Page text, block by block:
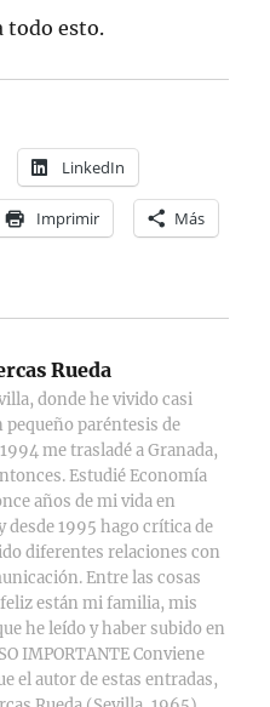
todo esto.
LinkedIn
Imprimir Más
Rueda
donde he vivido casi
paréntesis de
me trasladé a Granada,
Estudié Economía
años de mi vida en
desde 1995 hago crítica de
diferentes relaciones con
Entre las cosas
están mi familia, mis
he leído y haber subido en
IMPORTANTE Conviene
el autor de estas entradas,